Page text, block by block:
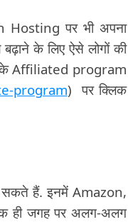
Hosting पर भी अपना
के लिए ऐसे लोगों की
के Affiliated program
program) पर क्लिक
सकते हैं. इनमें Amazon,
ही जगह पर अलग-अलग